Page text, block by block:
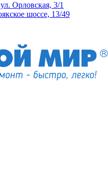
Орловская, 3/1
шоссе, 13/49